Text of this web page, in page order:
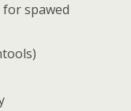
spawed